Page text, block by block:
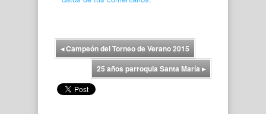
◂Campeón del Torneo de Verano 2015
25 años parroquia Santa María ▸